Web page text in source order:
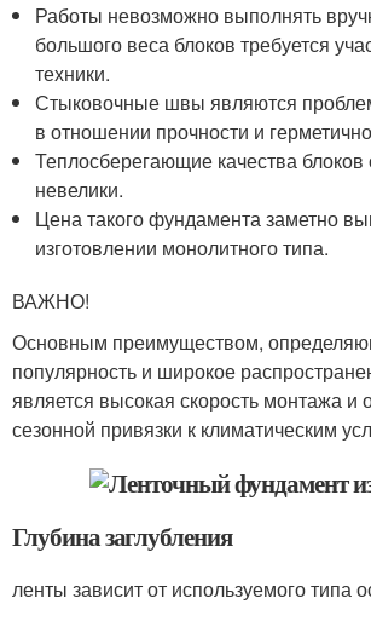
Работы невозможно выполнять
большого веса блоков требуется
техники.
Стыковочные швы являются
в отношении прочности и
Теплосберегающие качества блоков
невелики.
Цена такого фундамента заметно
изготовлении монолитного типа.
ВАЖНО!
Основным преимуществом,
популярность и широкое
является высокая скорость монтажа и
сезонной привязки к климатическим
Глубина заглубления
ленты зависит от используемого типа